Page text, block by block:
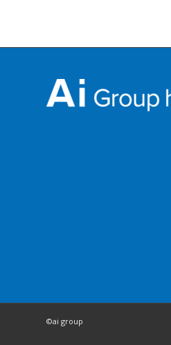
©ai group